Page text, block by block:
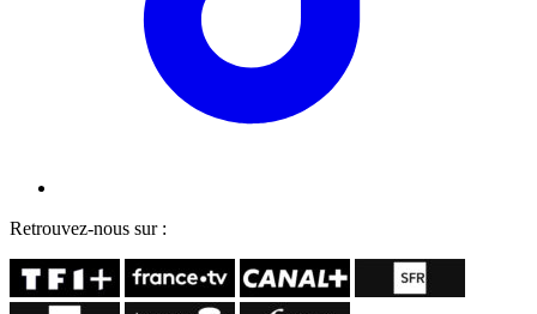
Retrouvez-nous sur :